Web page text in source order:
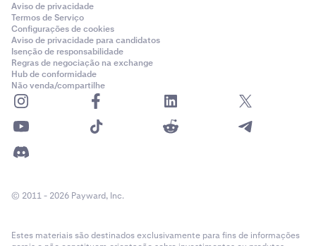
Aviso de privacidade
Termos de Serviço
Configurações de cookies
Aviso de privacidade para candidatos
Isenção de responsabilidade
Regras de negociação na exchange
Hub de conformidade
Não venda/compartilhe
© 2011 - 2026 Payward, Inc.
Estes materiais são destinados exclusivamente para fins de informações